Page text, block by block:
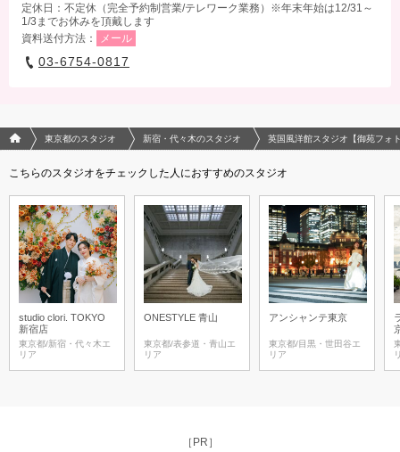
定休日：不定休（完全予約制営業/テレワーク業務）※年末年始は12/31～
1/3までお休みを頂戴します
資料送付方法：
メール
03-6754-0817
フォトウエディング/結婚写真のPhotorait ホーム
東京都のスタジオ 新宿・代々木のスタジオ 英国風洋館スタジオ【御苑フォ
こちらのスタジオをチェックした人におすすめのスタジオ
studio clori. TOKYO
新宿店
東京都/新宿・代々木エ
リア
ONESTYLE 青山
東京都/表参道・青山エ
リア
アンシャンテ東京
東京都/目黒・世田谷エ
リア
［PR］